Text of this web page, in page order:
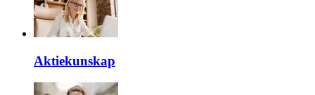
Aktiekunskap